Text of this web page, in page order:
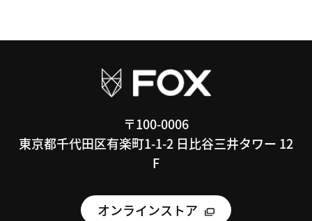
〒100-0006
東京都千代田区有楽町1-1-2 日比谷三井タワー 12
F
オンラインストア